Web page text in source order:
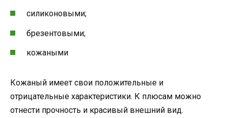
силиконовыми;
брезентовыми;
кожаными
Кожаный имеет свои положительные и
отрицательные характеристики. К плюсам можно
отнести прочность и красивый внешний вид.